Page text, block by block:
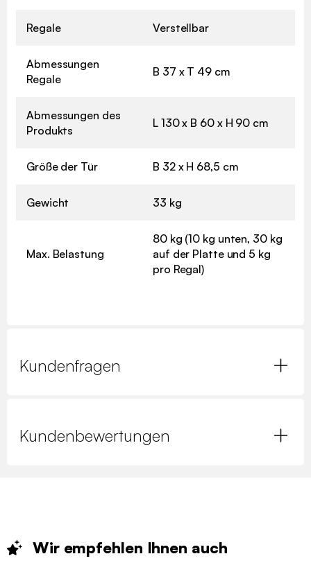
Regale Verstellbar
Abmessungen
Regale
B 37 x T 49 cm
Abmessungen des
Produkts
L 130 x B 60 x H 90 cm
Größe der Tür B 32 x H 68,5 cm
Gewicht 33 kg
Max. Belastung
80 kg (10 kg unten, 30 kg
auf der Platte und 5 kg
pro Regal)
Kundenfragen
Kundenbewertungen
Wir empfehlen Ihnen auch